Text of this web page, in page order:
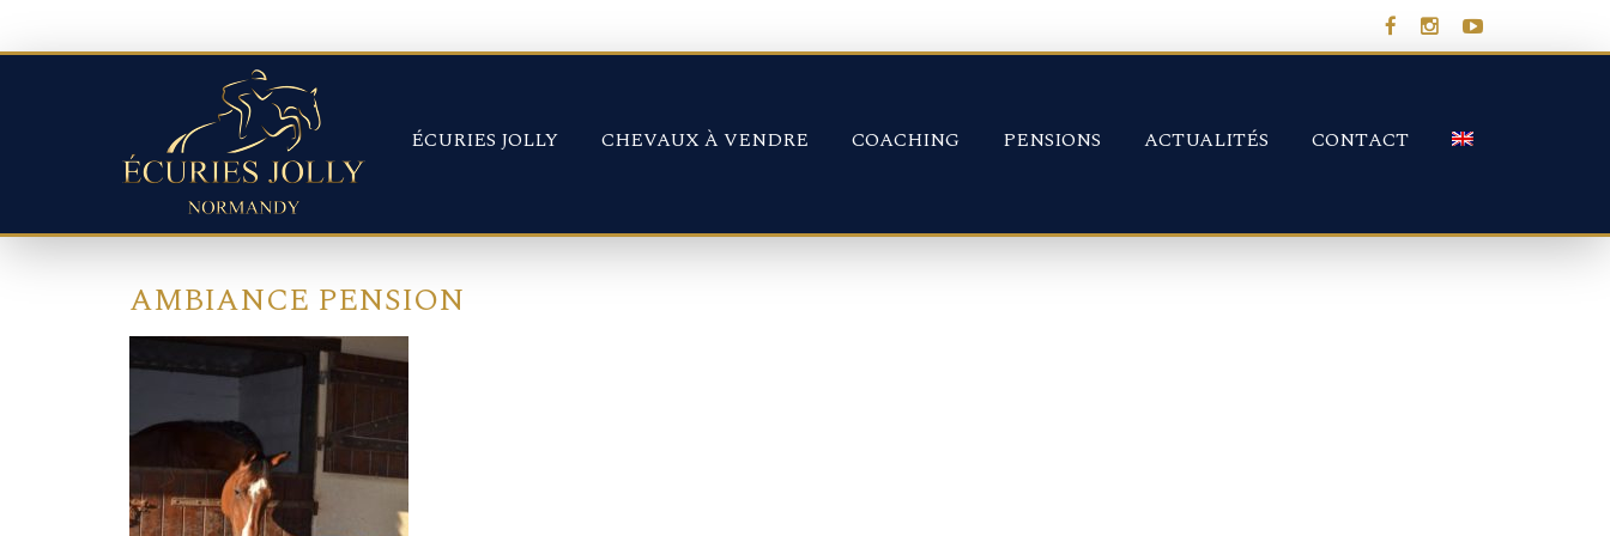
ÉCURIES JOLLY CHEVAUX À VENDRE COACHING PENSIONS ACTUALITÉS CONTACT
AMBIANCE PENSION